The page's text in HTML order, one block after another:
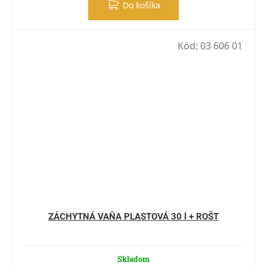
Do košíka
ZÁCHYTNÁ VAŇA PLASTOVÁ 30 l + ROŠT
Skladom
Kód: 03 606 01